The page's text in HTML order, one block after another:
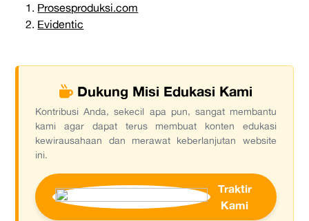
Prosesproduksi.com
Evidentic
Dukung Misi Edukasi Kami
Kontribusi Anda, sekecil apa pun, sangat membantu
kami agar dapat terus membuat konten edukasi
kewirausahaan dan merawat keberlanjutan website
ini.
Traktir
Kami